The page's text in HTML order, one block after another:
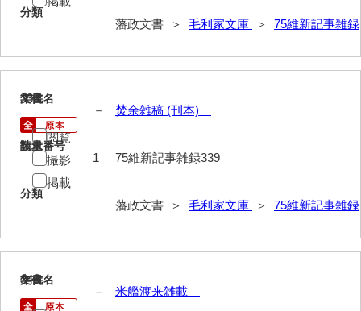
分類
藩政文書 ＞ 毛利家文庫 ＞ 75維新記事雑録
339
文書名
焚余雑稿 (刊本)
請求番号
75維新記事雑録339
分類
藩政文書 ＞ 毛利家文庫 ＞ 75維新記事雑録
年代
－
数量
1
閲覧
撮影
掲載
340
文書名
米艦渡来雑載
年代
－